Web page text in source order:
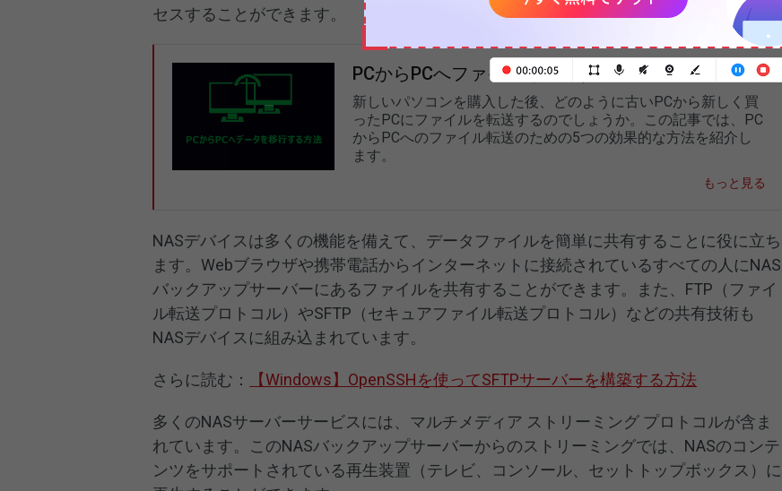
セスすることができます。
PCからPCへファイルを転送する5つの方法
新しいパソコンを購入した後、どのように古いPCから新しく買
ったPCにファイルを転送するのでしょうか。この記事では、PC
からPCへのファイル転送のための5つの効果的な方法を紹介し
ます。
もっと見る
NASデバイスは多くの機能を備えて、データファイルを簡単に共有することに役に立ち
ます。Webブラウザや携帯電話からインターネットに接続されているすべての人にNAS
バックアップサーバーにあるファイルを共有することができます。また、FTP（ファイ
ル転送プロトコル）やSFTP（セキュアファイル転送プロトコル）などの共有技術も
NASデバイスに組み込まれています。
さらに読む： 【Windows】OpenSSHを使ってSFTPサーバーを構築する方法
多くのNASサーバーサービスには、マルチメディア ストリーミング プロトコルが含ま
れています。このNASバックアップサーバーからのストリーミングでは、NASのコンテ
ンツをサポートされている再生装置（テレビ、コンソール、セットトップボックス）に